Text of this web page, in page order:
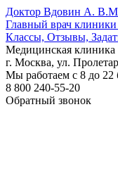
Доктор Вдовин А. В.
Главный врач клиники
Классы, Отзывы,
Медицинская клиника
г. Москва, ул.
Мы работаем с 8 до 22
8 800 240-55-20
Обратный звонок